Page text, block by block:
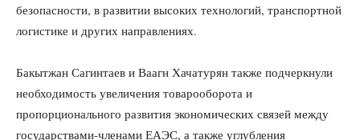
безопасности, в развитии высоких технологий, транспортной
логистике и других направлениях.
Бакытжан Сагинтаев и Ваагн Хачатурян также подчеркнули
необходимость увеличения товарооборота и
пропорционального развития экономических связей между
государствами-членами ЕАЭС, а также углубления